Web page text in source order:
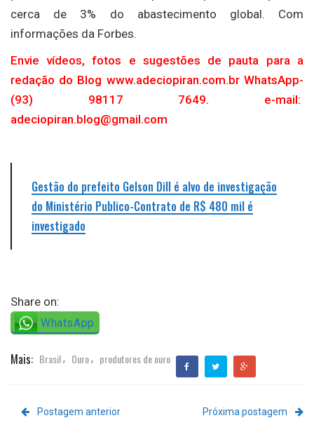
cerca de 3% do abastecimento global. Com
informações da Forbes.
Envie vídeos, fotos e sugestões de pauta para a
redação do Blog www.adeciopiran.com.br WhatsApp-
(93) 98117 7649. e-mail:
adeciopiran.blog@gmail.com
Gestão do prefeito Gelson Dill é alvo de investigação
do Ministério Publico-Contrato de R$ 480 mil é
investigado
Share on:
WhatsApp
Mais: Brasil, Ouro, produtores de ouro
Postagem anterior Próxima postagem